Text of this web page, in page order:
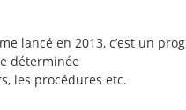
lancé en 2013, c’est un
déterminée
les procédures etc.